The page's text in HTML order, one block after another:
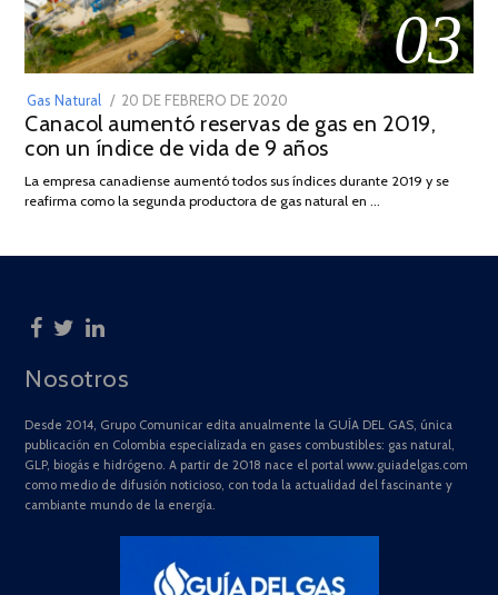
03
Gas Natural
POSTED
ON
20 DE FEBRERO DE 2020
DE
JULIO
2025
Canacol aumentó reservas de gas en 2019,
con un índice de vida de 9 años
La empresa canadiense aumentó todos sus índices durante 2019 y se
reafirma como la segunda productora de gas natural en …
Nosotros
Desde 2014, Grupo Comunicar edita anualmente la GUÍA DEL GAS, única
publicación en Colombia especializada en gases combustibles: gas natural,
GLP, biogás e hidrógeno. A partir de 2018 nace el portal www.guiadelgas.com
como medio de difusión noticioso, con toda la actualidad del fascinante y
cambiante mundo de la energía.